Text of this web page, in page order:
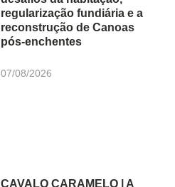
regularização fundiária e a
reconstrução de Canoas
pós-enchentes
07/08/2026
CAVALO CARAMELO | A